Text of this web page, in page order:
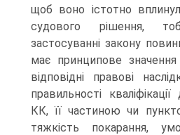
щоб воно істотно
судового рішення,
застосуванні закону
має принципове
відповідні правові
правильності
КК, її частиною чи
тяжкість покарання,